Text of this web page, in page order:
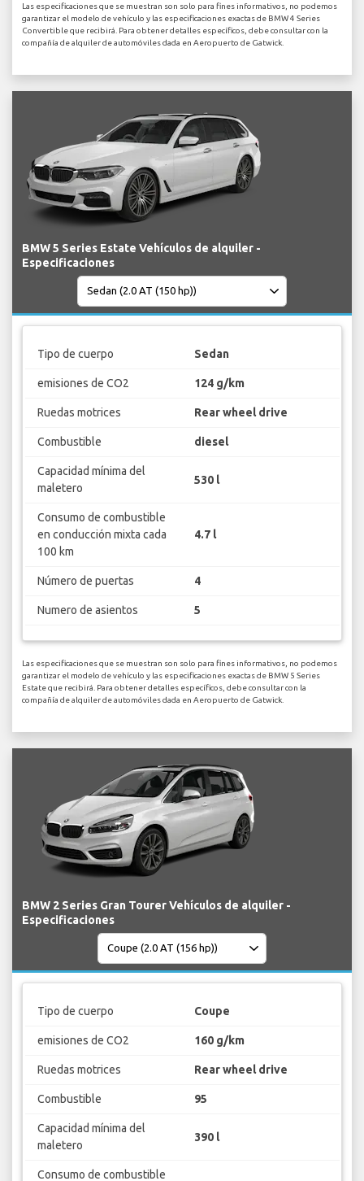
Las especificaciones que se muestran son solo para fines informativos, no podemos
garantizar el modelo de vehículo y las especificaciones exactas de BMW 4 Series
Convertible que recibirá. Para obtener detalles específicos, debe consultar con la
compañía de alquiler de automóviles dada en Aeropuerto de Gatwick.
BMW 5 Series Estate Vehículos de alquiler -
Especificaciones
Tipo de cuerpo Sedan
emisiones de CO2 124 g/km
Ruedas motrices Rear wheel drive
Combustible diesel
Capacidad mínima del
maletero
530 l
Consumo de combustible
en conducción mixta cada
100 km
4.7 l
Número de puertas 4
Numero de asientos 5
Las especificaciones que se muestran son solo para fines informativos, no podemos
garantizar el modelo de vehículo y las especificaciones exactas de BMW 5 Series
Estate que recibirá. Para obtener detalles específicos, debe consultar con la
compañía de alquiler de automóviles dada en Aeropuerto de Gatwick.
BMW 2 Series Gran Tourer Vehículos de alquiler -
Especificaciones
Tipo de cuerpo Coupe
emisiones de CO2 160 g/km
Ruedas motrices Rear wheel drive
Combustible 95
Capacidad mínima del
maletero
390 l
Consumo de combustible